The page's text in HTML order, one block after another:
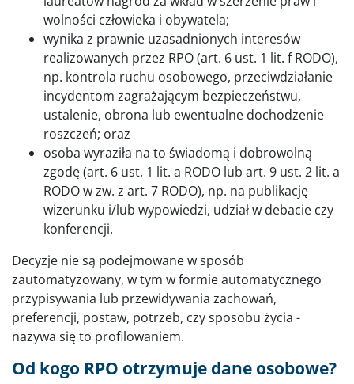
wolności człowieka i obywatela;
wynika z prawnie uzasadnionych interesów
realizowanych przez RPO (art. 6 ust. 1 lit. f RODO),
np. kontrola ruchu osobowego, przeciwdziałanie
incydentom zagrażającym bezpieczeństwu,
ustalenie, obrona lub ewentualne dochodzenie
roszczeń; oraz
osoba wyraziła na to świadomą i dobrowolną
zgodę (art. 6 ust. 1 lit. a RODO lub art. 9 ust. 2 lit. a
RODO w zw. z art. 7 RODO), np. na publikację
wizerunku i/lub wypowiedzi, udział w debacie czy
konferencji.
Decyzje nie są podejmowane w sposób
zautomatyzowany, w tym w formie automatycznego
przypisywania lub przewidywania zachowań,
preferencji, postaw, potrzeb, czy sposobu życia -
nazywa się to profilowaniem.
Od kogo RPO otrzymuje dane osobowe?